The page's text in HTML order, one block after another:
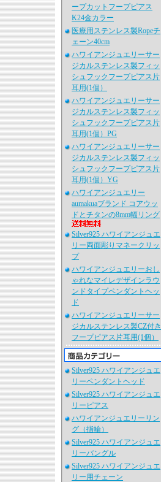
ープカットフープピアス
K24金カラー
医療用ステンレス製Ropeチ
ェーン40cm
ハワイアンジュエリーサー
ジカルステンレス製フィッ
シュフックフープピアス片
耳用(1個）
ハワイアンジュエリーサー
ジカルステンレス製フィッ
シュフックフープピアス片
耳用(1個）PG
ハワイアンジュエリーサー
ジカルステンレス製フィッ
シュフックフープピアス片
耳用(1個）YG
ハワイアンジュエリー
aumakuaブランド コアウッ
ドとチタンの8mm幅リング
Silver925 ハワイアンジュエ
リー両面彫りマネークリッ
プ
ハワイアンジュエリーおし
ゃれなマイレデザインラウ
ンドタイプペンダントヘッ
ド
ハワイアンジュエリーサー
ジカルステンレス製CZ付き
フープピアス片耳用(1個）
Silver925 ハワイアンジュエ
リーペンダントヘッド
Silver925 ハワイアンジュエ
リーピアス
ハワイアンジュエリーリン
グ（指輪）
Silver925 ハワイアンジュエ
リーバングル
Silver925 ハワイアンジュエ
リー用チェーン